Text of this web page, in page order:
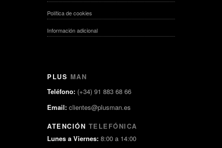
Política de cookies
Información adicional
PLUS MAN
Teléfono: (+34) 91 883 68 66
Email: clientes@plusman.es
ATENCIÓN TELEFÓNICA
Lunes a Viernes: 8:00 a 14:00